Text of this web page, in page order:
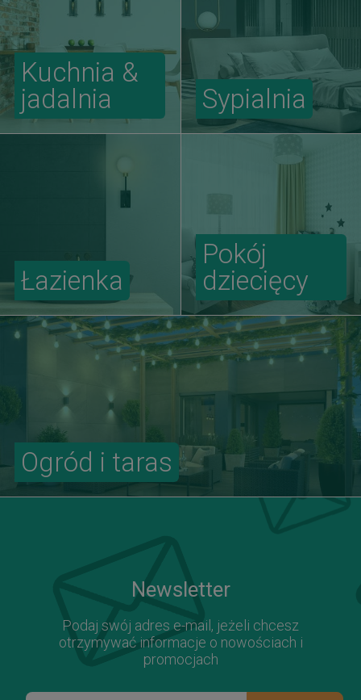
Kuchnia &
jadalnia
Sypialnia
Ogród i taras
Łazienka
Pokój
dziecięcy
Newsletter
Podaj swój adres e-mail, jeżeli chcesz
otrzymywać informacje o nowościach i
promocjach